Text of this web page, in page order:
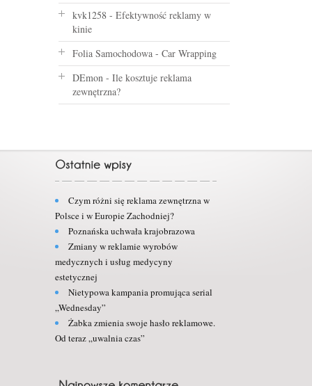
kvk1258 - Efektywność reklamy w
kinie
Folia Samochodowa - Car Wrapping
DEmon - Ile kosztuje reklama
zewnętrzna?
Czym różni się reklama zewnętrzna w
Polsce i w Europie Zachodniej?
Poznańska uchwała krajobrazowa
Zmiany w reklamie wyrobów
medycznych i usług medycyny
estetycznej
Nietypowa kampania promująca serial
„Wednesday”
Żabka zmienia swoje hasło reklamowe.
Od teraz „uwalnia czas”